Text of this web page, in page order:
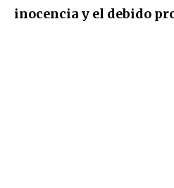
inocencia y el debido